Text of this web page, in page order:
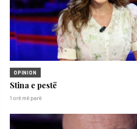
OPINION
Stina e pestë
1 orë më parë